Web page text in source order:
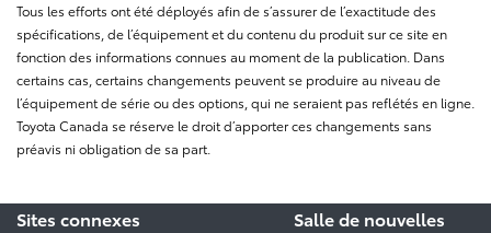
Tous les efforts ont été déployés afin de s’assurer de l’exactitude des
spécifications, de l’équipement et du contenu du produit sur ce site en
fonction des informations connues au moment de la publication. Dans
certains cas, certains changements peuvent se produire au niveau de
l’équipement de série ou des options, qui ne seraient pas reflétés en ligne.
Toyota Canada se réserve le droit d’apporter ces changements sans
préavis ni obligation de sa part.
Sites connexes
Salle de nouvelles